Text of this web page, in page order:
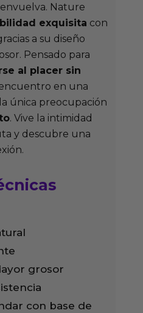
Nature
exquisita con
a su diseño
Pensado para
al placer sin
en una
única preocupación
. Vive la intimidad
y descubre una
grosor
con base de